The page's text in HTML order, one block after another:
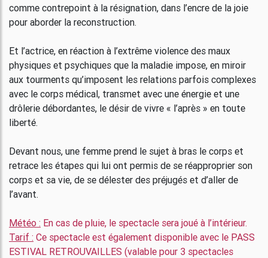
comme contrepoint à la résignation, dans l’encre de la joie
pour aborder la reconstruction.
Et l’actrice, en réaction à l’extrême violence des maux
physiques et psychiques que la maladie impose, en miroir
aux tourments qu’imposent les relations parfois complexes
avec le corps médical, transmet avec une énergie et une
drôlerie débordantes, le désir de vivre « l’après » en toute
liberté.
Devant nous, une femme prend le sujet à bras le corps et
retrace les étapes qui lui ont permis de se réapproprier son
corps et sa vie, de se délester des préjugés et d’aller de
l’avant.
Météo : En cas de pluie, le spectacle sera joué à l’intérieur.
Tarif : Ce spectacle est également disponible avec le PASS
ESTIVAL RETROUVAILLES (valable pour 3 spectacles